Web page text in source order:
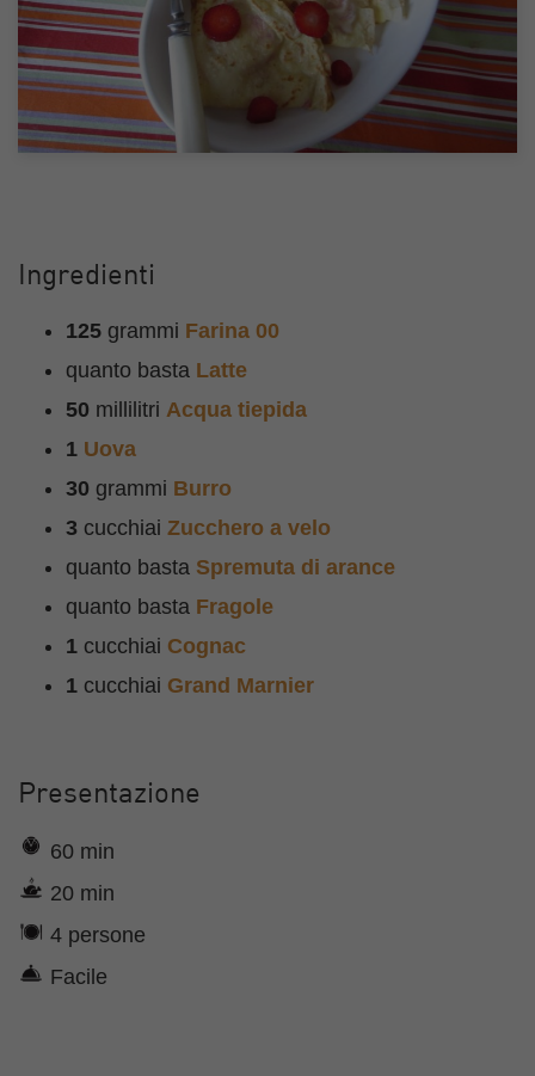
Ingredienti
125 grammi Farina 00
quanto basta Latte
50 millilitri Acqua tiepida
1 Uova
30 grammi Burro
3 cucchiai Zucchero a velo
quanto basta Spremuta di arance
quanto basta Fragole
1 cucchiai Cognac
1 cucchiai Grand Marnier
Presentazione
60 min
20 min
4 persone
Facile